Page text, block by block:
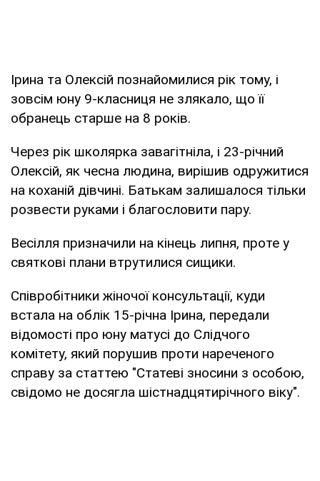
Ірина та Олексій познайомилися рік тому, і
зовсім юну 9-класниця не злякало, що її
обранець старше на 8 років.
Через рік школярка завагітніла, і 23-річний
Олексій, як чесна людина, вирішив одружитися
на коханій дівчині. Батькам залишалося тільки
розвести руками і благословити пару.
Весілля призначили на кінець липня, проте у
святкові плани втрутилися сищики.
Співробітники жіночої консультації, куди
встала на облік 15-річна Ірина, передали
відомості про юну матусі до Слідчого
комітету, який порушив проти нареченого
справу за статтею "Статеві зносини з особою,
свідомо не досягла шістнадцятирічного віку".